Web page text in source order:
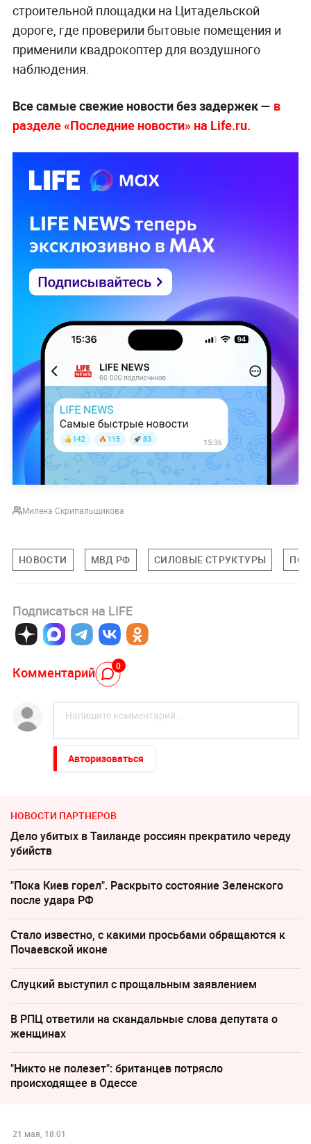
строительной площадки на Цитадельской
дороге, где проверили бытовые помещения и
применили квадрокоптер для воздушного
наблюдения.
Все самые свежие новости без задержек — в
разделе «Последние новости» на Life.ru.
Милена Скрипальщикова
НОВОСТИ МВД РФ СИЛОВЫЕ СТРУКТУРЫ
Подписаться на LIFE
Комментарий 0
Авторизоваться
НОВОСТИ ПАРТНЕРОВ
Дело убитых в Таиланде россиян прекратило череду
убийств
"Пока Киев горел". Раскрыто состояние Зеленского
после удара РФ
Стало известно, с какими просьбами обращаются к
Почаевской иконе
Слуцкий выступил с прощальным заявлением
В РПЦ ответили на скандальные слова депутата о
женщинах
"Никто не полезет": британцев потрясло
происходящее в Одессе
21 мая, 18:01